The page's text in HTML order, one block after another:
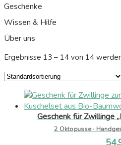
Geschenke
Wissen & Hilfe
Über uns
Ergebnisse 13 – 14 von 14
Geschenk für Zwillinge
2 Oktopusse ·